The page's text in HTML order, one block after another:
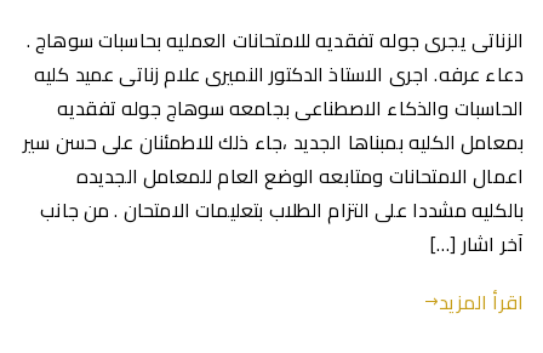
الزناتى يجرى جوله تفقديه للامتحانات العمليه بحاسبات سوهاج .
دعاء عرفه. اجرى الاستاذ الدكتور النميرى علام زناتى عميد كليه
الحاسبات والذكاء الاصطناعى بجامعه سوهاج جوله تفقديه
بمعامل الكليه بمبناها الجديد ،جاء ذلك للاطمئنان على حسن سير
اعمال الامتحانات ومتابعه الوضع العام للمعامل الجديده
بالكليه مشددا على التزام الطلاب بتعليمات الامتحان . من جانب
آخر اشار […]
اقرأ المزيد